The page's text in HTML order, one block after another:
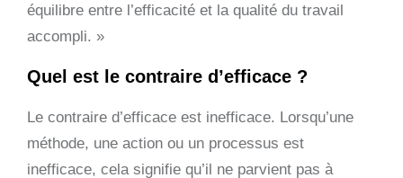
équilibre entre l’efficacité et la qualité du travail
accompli. »
Quel est le contraire d’efficace ?
Le contraire d’efficace est inefficace. Lorsqu’une
méthode, une action ou un processus est
inefficace, cela signifie qu’il ne parvient pas à